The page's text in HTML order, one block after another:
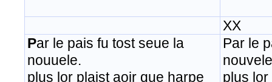
XX
Par le pais fu tost seue la
nouuele.
plus lor plaist aoir que harpe
Par le
plus